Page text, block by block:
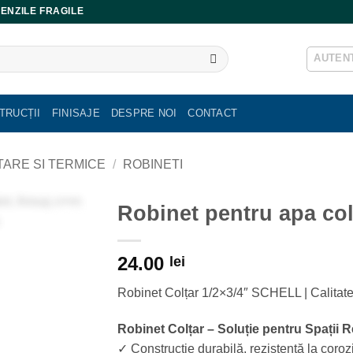
FRAGILE
FINISAJE DESPRE NOI CONTACT
SI TERMICE / ROBINETI
Robinet pentru apa
24.00 lei
Robinet Colțar 1/2×3/4″ SCHELL |
Robinet Colțar – Soluție pentru Spații
✓ Construcție durabilă, rezistentă la